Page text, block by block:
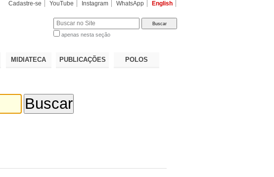
Cadastre-se YouTube Instagram WhatsApp English
apenas nesta seção
MIDIATECA PUBLICAÇÕES POLOS